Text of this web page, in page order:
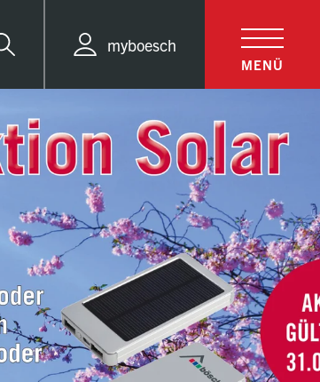
Suche
myboesch
MENÜ